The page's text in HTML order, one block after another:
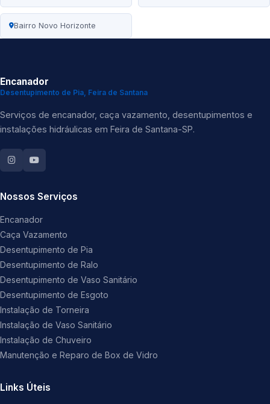
Bairro Novo Horizonte
Encanador
Desentupimento de Pia, Feira de Santana
Serviços de encanador, caça vazamento, desentupimentos e
instalações hidráulicas em Feira de Santana-SP.
Nossos Serviços
Encanador
Caça Vazamento
Desentupimento de Pia
Desentupimento de Ralo
Desentupimento de Vaso Sanitário
Desentupimento de Esgoto
Instalação de Torneira
Instalação de Vaso Sanitário
Instalação de Chuveiro
Manutenção e Reparo de Box de Vidro
Links Úteis